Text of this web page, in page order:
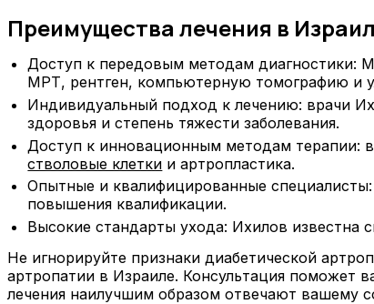
Преимущества лечения в
Доступ к передовым методам диагностики:
МРТ, рентген, компьютерную томографию и
Индивидуальный подход к лечению: врачи
здоровья и степень тяжести заболевания.
Доступ к инновационным методам терапии:
стволовые клетки и артропластика.
Опытные и квалифицированные
повышения квалификации.
Высокие стандарты ухода: Ихилов известна
Не игнорируйте признаки диабетической
артропатии в Израиле. Консультация поможет
лечения наилучшим образом отвечают вашему